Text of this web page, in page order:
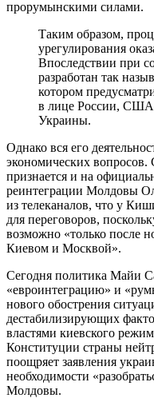
прорумынскими силами.
Таким образом,
урегулирования
Впоследствии при
разработан так
котором
в лице России,
Украины.
Однако вся его
экономических вопросов.
признается и на
реинтеграции Молдовы
из телеканалов, что у
для переговоров,
возможно «только после
Киевом и Москвой».
Сегодня политика Майи
«евроинтеграцию» и
нового обострения
дестабилизирующих
властями киевского
Конституции страны
поощряет заявления
необходимости
Молдовы.